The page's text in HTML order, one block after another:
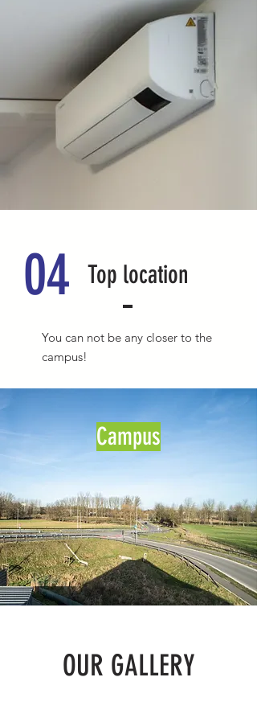
Top location
04
You can not be any closer to the
campus!
Campus
OUR GALLERY